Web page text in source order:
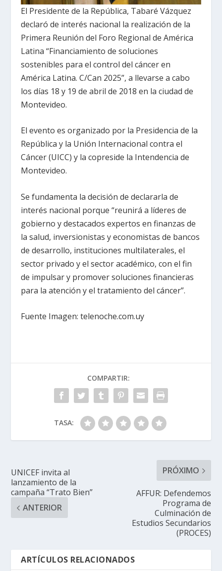
El Presidente de la República, Tabaré Vázquez
declaró de interés nacional la realización de la
Primera Reunión del Foro Regional de América
Latina “Financiamiento de soluciones
sostenibles para el control del cáncer en
América Latina. C/Can 2025”, a llevarse a cabo
los días 18 y 19 de abril de 2018 en la ciudad de
Montevideo.
El evento es organizado por la Presidencia de la
República y la Unión Internacional contra el
Cáncer (UICC) y la copreside la Intendencia de
Montevideo.
Se fundamenta la decisión de declararla de
interés nacional porque “reunirá a líderes de
gobierno y destacados expertos en finanzas de
la salud, inversionistas y economistas de bancos
de desarrollo, instituciones multilaterales, el
sector privado y el sector académico, con el fin
de impulsar y promover soluciones financieras
para la atención y el tratamiento del cáncer”.
Fuente Imagen: telenoche.com.uy
COMPARTIR:
TASA:
UNICEF invita al
lanzamiento de la
campaña “Trato Bien”
ANTERIOR
PRÓXIMO
AFFUR: Defendemos
Programa de
Culminación de
Estudios Secundarios
(PROCES)
ARTÍCULOS RELACIONADOS